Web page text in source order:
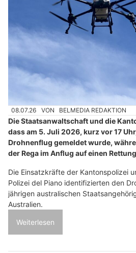
08.07.26 VON BELMEDIA REDAKTION
Die Staatsanwaltschaft und die
dass am 5. Juli 2026, kurz vor 17
Drohnenflug gemeldet wurde,
der Rega im Anflug auf einen
Die Einsatzkräfte der Kantonspolizei
Polizei del Piano identifizierten den
jährigen australischen
Australien.
Weiterlesen